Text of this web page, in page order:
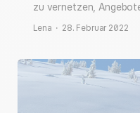
zu vernetzen,
sammeln. Jetzt
Lena · 28. Februar 2022